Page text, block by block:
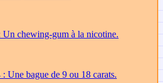
Un chewing-gum à la nicotine.
Une bague de 9 ou 18 carats.